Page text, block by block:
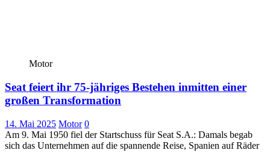
Motor
Seat feiert ihr 75-jähriges Bestehen inmitten einer
großen Transformation
14. Mai 2025 Motor 0
Am 9. Mai 1950 fiel der Startschuss für Seat S.A.: Damals begab
sich das Unternehmen auf die spannende Reise, Spanien auf Räder